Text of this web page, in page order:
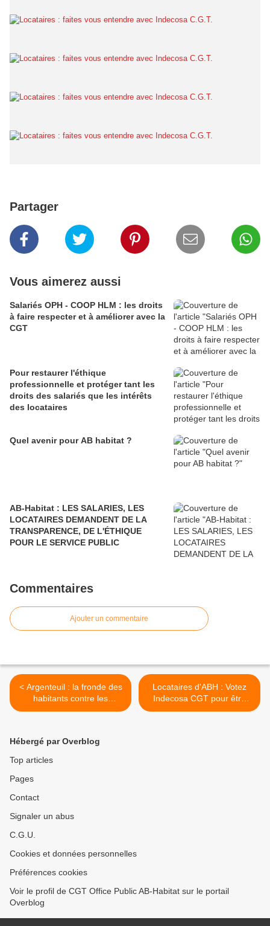
Partager
Vous aimerez aussi
Salariés OPH - COOP HLM : les droits
à faire respecter et à améliorer avec la
CGT
Pour restaurer l'éthique
professionnelle et protéger tant les
droits des salariés que les intérêts
des locataires
Quel avenir pour AB habitat ?
AB-Habitat : LES SALARIES, LES
LOCATAIRES DEMANDENT DE LA
TRANSPARENCE, DE L'ÉTHIQUE
POUR LE SERVICE PUBLIC
Commentaires
Ajouter un commentaire
< Argenteuil : la fronde des
habitants contre les
parkings Indigo
Locataires d'ABH : Votez
Indecosa CGT pour être
vraiment défendu >
Hébergé par Overblog
Top articles
Pages
Contact
Signaler un abus
C.G.U.
Cookies et données personnelles
Préférences cookies
Voir le profil de CGT Office Public AB-Habitat sur le portail
Overblog